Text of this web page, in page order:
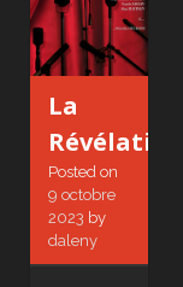
La
Révélation
Posted on
9 octobre
2023 by
daleny